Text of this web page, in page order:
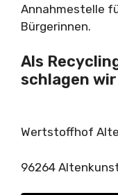
Annahmestelle
Bürgerinnen.
Als
schlagen
Wertstoffhof
96264